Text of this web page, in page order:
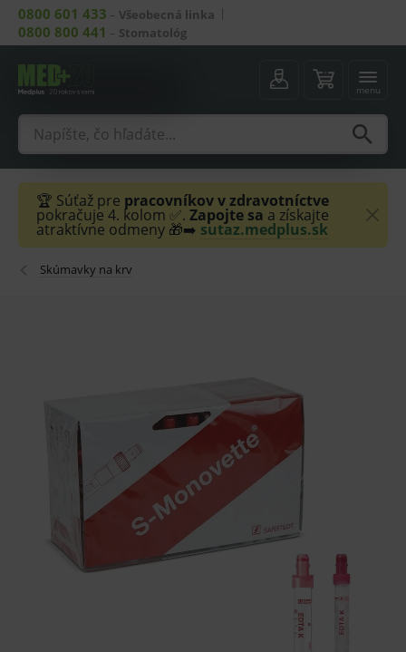
0800 601 433 – Všeobecná linka
0800 800 441 – Stomatológ
menu
🏆 Súťaž pre pracovníkov v zdravotníctve
pokračuje 4. kolom ✅. Zapojte sa a získajte
atraktívne odmeny 🎁➡️ sutaz.medplus.sk
Skúmavky na krv